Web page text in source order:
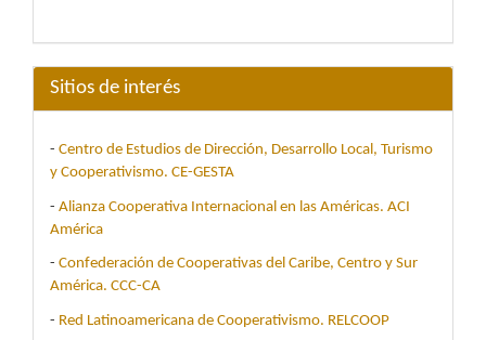
Sitios de interés
- Centro de Estudios de Dirección, Desarrollo Local, Turismo
y Cooperativismo. CE-GESTA
- Alianza Cooperativa Internacional en las Américas. ACI
América
- Confederación de Cooperativas del Caribe, Centro y Sur
América. CCC-CA
- Red Latinoamericana de Cooperativismo. RELCOOP